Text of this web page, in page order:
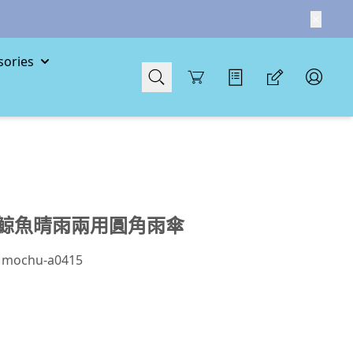
Cart
魚晴雨兩用圓角雨傘
a0415